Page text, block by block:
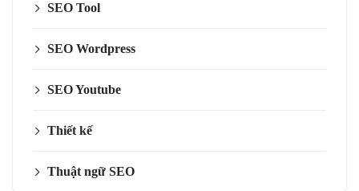
SEO Tool
SEO Wordpress
SEO Youtube
Thiết kế
Thuật ngữ SEO